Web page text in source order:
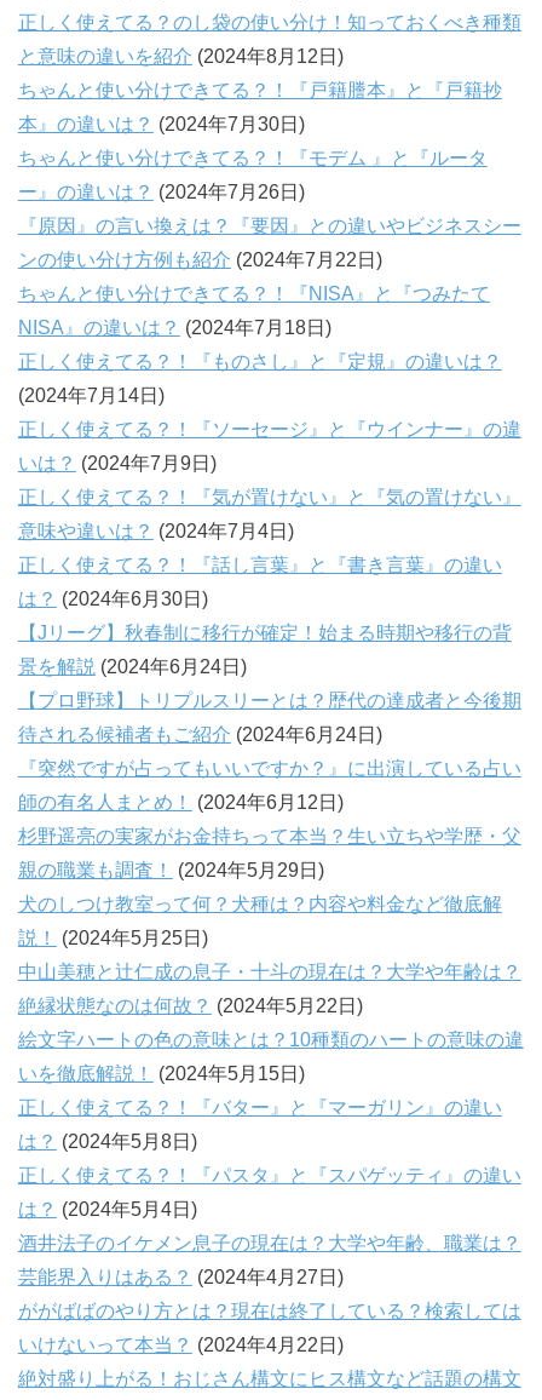
正しく使えてる？のし袋の使い分け！知っておくべき種類
と意味の違いを紹介 (2024年8月12日)
ちゃんと使い分けできてる？！『戸籍謄本』と『戸籍抄
本』の違いは？ (2024年7月30日)
ちゃんと使い分けできてる？！『モデム 』と『ルータ
ー』の違いは？ (2024年7月26日)
『原因』の言い換えは？『要因』との違いやビジネスシー
ンの使い分け方例も紹介 (2024年7月22日)
ちゃんと使い分けできてる？！『NISA』と『つみたて
NISA』の違いは？ (2024年7月18日)
正しく使えてる？！『ものさし』と『定規』の違いは？
(2024年7月14日)
正しく使えてる？！『ソーセージ』と『ウインナー』の違
いは？ (2024年7月9日)
正しく使えてる？！『気が置けない』と『気の置けない』
意味や違いは？ (2024年7月4日)
正しく使えてる？！『話し言葉』と『書き言葉』の違い
は？ (2024年6月30日)
【Jリーグ】秋春制に移行が確定！始まる時期や移行の背
景を解説 (2024年6月24日)
【プロ野球】トリプルスリーとは？歴代の達成者と今後期
待される候補者もご紹介 (2024年6月24日)
『突然ですが占ってもいいですか？』に出演している占い
師の有名人まとめ！
(2024年6月12日)
杉野遥亮の実家がお金持ちって本当？生い立ちや学歴・父
親の職業も調査！
(2024年5月29日)
犬のしつけ教室って何？犬種は？内容や料金など徹底解
説！
(2024年5月25日)
中山美穂と辻仁成の息子・十斗の現在は？大学や年齢は？
絶縁状態なのは何故？ (2024年5月22日)
絵文字ハートの色の意味とは？10種類のハートの意味の違
いを徹底解説！
(2024年5月15日)
正しく使えてる？！『バター』と『マーガリン』の違い
は？ (2024年5月8日)
正しく使えてる？！『パスタ』と『スパゲッティ』の違い
は？ (2024年5月4日)
酒井法子のイケメン息子の現在は？大学や年齢、職業は？
芸能界入りはある？ (2024年4月27日)
ががばばのやり方とは？現在は終了している？検索しては
いけないって本当？ (2024年4月22日)
絶対盛り上がる！おじさん構文にヒス構文など話題の構文